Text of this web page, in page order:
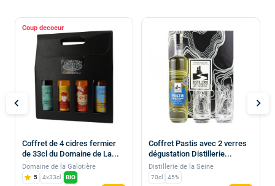
Coup de
Coffret de 4 cidres fermier
de 33cl du Domaine de La...
Domaine de la Galotière
5 4x33cl BIO
Coffret Pastis avec 2 verres
dégustation Distillerie...
Distillerie de la Seine
70cl 45%
chevron_left chevron_right